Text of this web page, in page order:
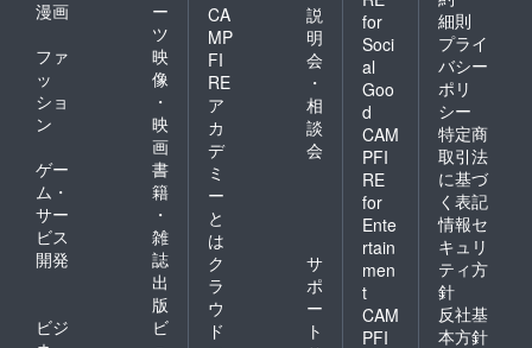
漫画
ー
ツ
ファ
ッ
ショ
ン
映
像
・
映
画
ゲー
ム・
サー
ビス
開発
書
籍
・
雑
誌
出
版
ビジ
ビ
CA
MP
FI
RE
ア
カ
デ
ミ
ー
と
は
説
明
会
・
相
談
会
ク
ラ
ウ
ド
サ
ポ
ー
ト
for
Soci
al
Goo
d
CAM
PFI
RE
for
Ente
rtain
men
t
CAM
PFI
細則
プライ
バシー
ポリ
シー
特定商
取引法
に基づ
く表記
情報セ
キュリ
ティ方
針
反社基
本方針